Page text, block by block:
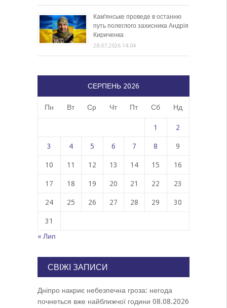
Кам’янське проведе в останню
путь полеглого захисника Андрія
Кириченка
28.07.2026 14:04
СЕРПЕНЬ 2026
Пн Вт Ср Чт Пт Сб Нд
1 2
3 4 5 6 7 8 9
10 11 12 13 14 15 16
17 18 19 20 21 22 23
24 25 26 27 28 29 30
31
« Лип
СВІЖІ ЗАПИСИ
Дніпро накриє небезпечна гроза: негода
почнеться вже найближчої години 08.08.2026